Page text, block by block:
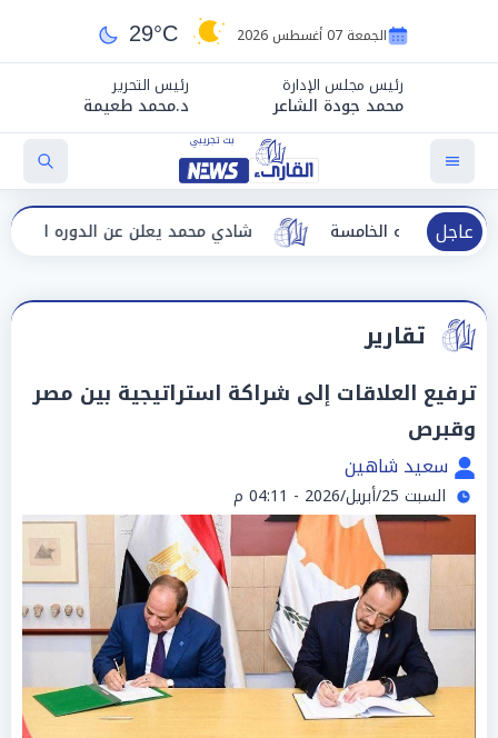
الجمعة 07 أغسطس 2026 29°C
رئيس مجلس الإدارة
محمد جودة الشاعر
رئيس التحرير
د.محمد طعيمة
عاجل شادي محمد يعلن عن الدوره الخامسه دورته الخامسة
تقارير
ترفيع العلاقات إلى شراكة استراتيجية بين مصر
وقبرص
سعيد شاهين
السبت 25/أبريل/2026 - 04:11 م